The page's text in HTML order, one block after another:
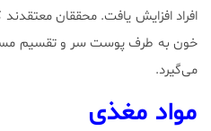
افراد افزایش یافت. محققان
خون به طرف پوست سر و تقسیم
می‌گیرد.
مواد مغذی